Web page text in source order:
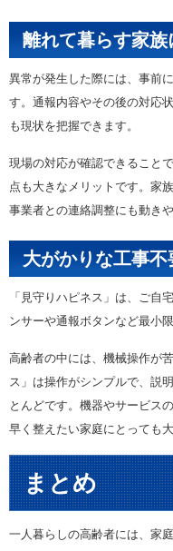
離れて暮らす家
異常が発生した際には、事前
す。通報内容やその後の対応
も現状を把握できます。
現場の対応が確認できること
点も大きなメリットです。家
事業者との連絡調整にも動き
大がかりな工事
「見守りハピネス」は、ご自
ンサーや通報ボタンなど最小
高齢者の中には、機械操作が
ス」は操作がシンプルで、説
とんどです。機器やサービス
早く整えたい家庭にとっても
まとめ
一人暮らしの高齢者には、家